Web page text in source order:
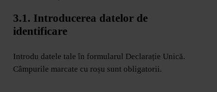
3.1. Introducerea datelor de
identificare
Introdu datele tale în formularul Declarație Unică.
Câmpurile marcate cu roșu sunt obligatorii.